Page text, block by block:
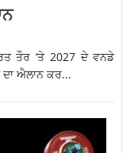
ਤੌਰ ‘ਤੇ 2027 ਦੇ ਵਨਡੇ
ਐਲਾਨ ਕਰ...